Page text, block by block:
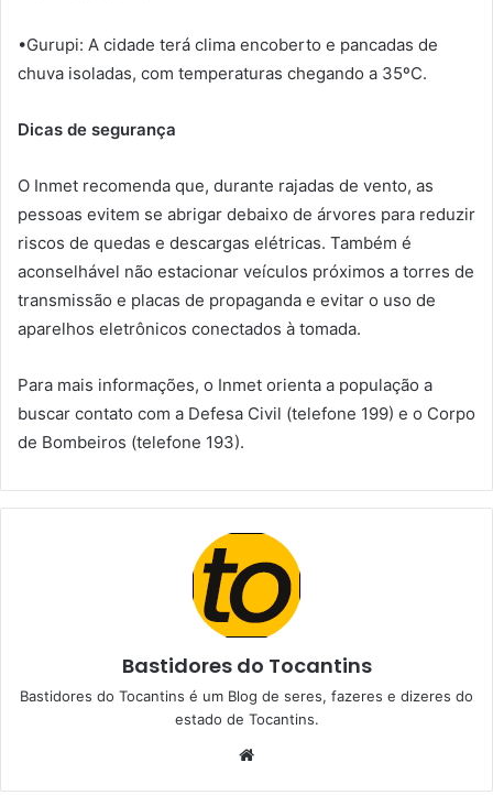
•Gurupi: A cidade terá clima encoberto e pancadas de
chuva isoladas, com temperaturas chegando a 35ºC.
Dicas de segurança
O Inmet recomenda que, durante rajadas de vento, as
pessoas evitem se abrigar debaixo de árvores para reduzir
riscos de quedas e descargas elétricas. Também é
aconselhável não estacionar veículos próximos a torres de
transmissão e placas de propaganda e evitar o uso de
aparelhos eletrônicos conectados à tomada.
Para mais informações, o Inmet orienta a população a
buscar contato com a Defesa Civil (telefone 199) e o Corpo
de Bombeiros (telefone 193).
Bastidores do Tocantins
Bastidores do Tocantins é um Blog de seres, fazeres e dizeres do
estado de Tocantins.